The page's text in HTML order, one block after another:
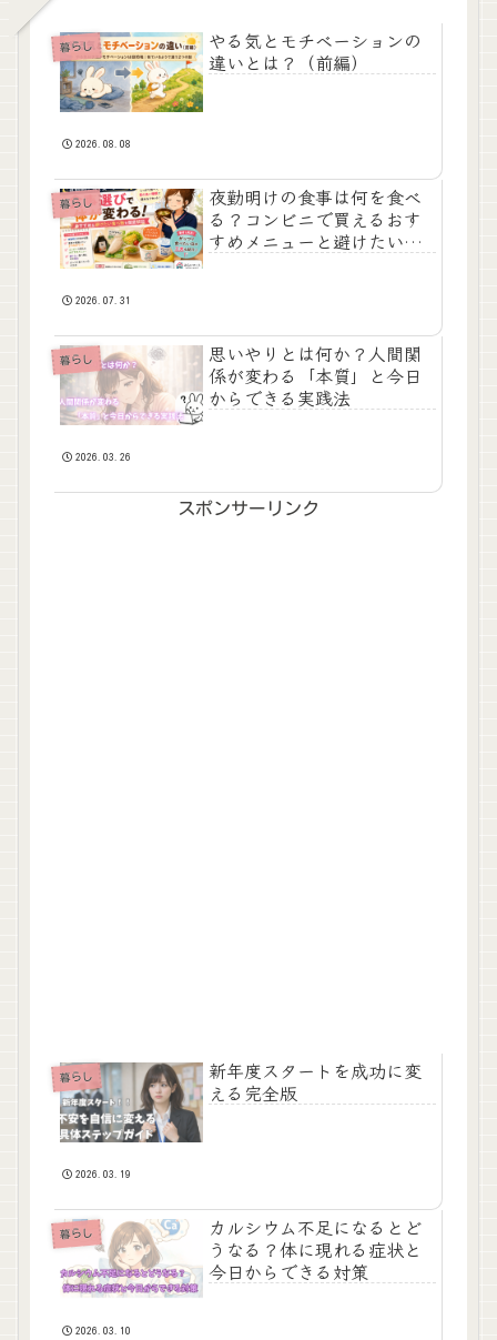
暮らし
やる気とモチベーションの
違いとは？（前編）
2026.08.08
暮らし
夜勤明けの食事は何を食べ
る？コンビニで買えるおす
すめメニューと避けたい食
2026.07.31
暮らし
思いやりとは何か？人間関
係が変わる「本質」と今日
からできる実践法
2026.03.26
スポンサーリンク
暮らし
新年度スタートを成功に変
える完全版
2026.03.19
暮らし
カルシウム不足になるとど
うなる？体に現れる症状と
今日からできる対策
2026.03.10